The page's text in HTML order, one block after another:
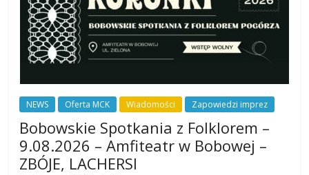
NEWS Oferta MCK Wiadomości Zapowiedzi imprez
Bobowskie Spotkania z Folklorem –
9.08.2026 – Amfiteatr w Bobowej –
ZBÓJE, LACHERSI